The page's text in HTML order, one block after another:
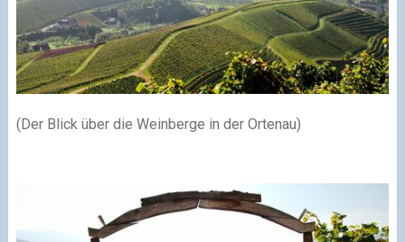
(Der Blick über die Weinberge in der Ortenau)